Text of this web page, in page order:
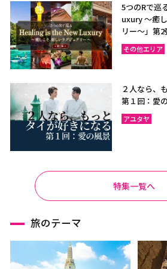
5つのRで巡
uxury ～癒
リー〜」第2
その他エリア
２人なら、
第１回：愛
アユタヤ
特集一覧へ
旅のテーマ